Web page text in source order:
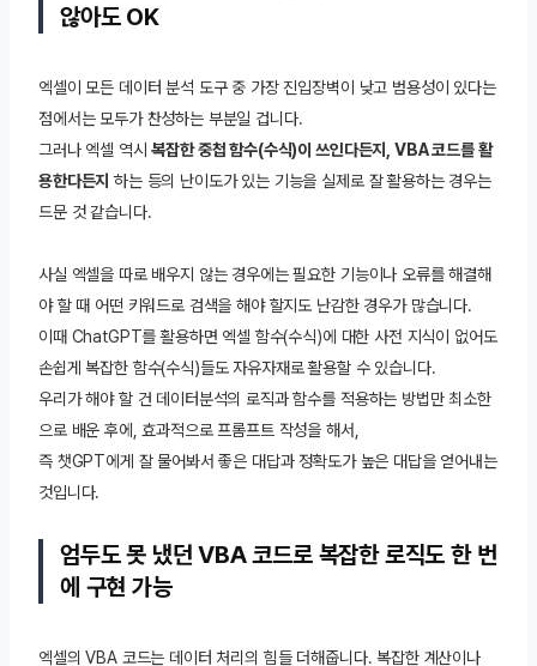
않아도 OK
엑셀이 모든 데이터 분석 도구 중 가장 진입장벽이 낮고 범용성이 있다는
점에서는 모두가 찬성하는 부분일 겁니다.
그러나 엑셀 역시복잡한 중첩 함수(수식)이 쓰인다든지, VBA 코드를 활
용한다든지 하는 등의 난이도가 있는 기능을 실제로 잘 활용하는 경우는
드문 것 같습니다.
사실 엑셀을 따로 배우지 않는 경우에는 필요한 기능이나 오류를 해결해
야 할 때 어떤 키워드로 검색을 해야 할지도 난감한 경우가 많습니다.
이때 ChatGPT를 활용하면 엑셀 함수(수식)에 대한 사전 지식이 없어도
손쉽게 복잡한 함수(수식)들도 자유자재로 활용할 수 있습니다.
우리가 해야 할 건 데이터분석의 로직과 함수를 적용하는 방법만 최소한
으로 배운 후에, 효과적으로 프롬프트 작성을 해서,
즉 챗GPT에게 잘 물어봐서 좋은 대답과 정확도가 높은 대답을 얻어내는
것입니다.
엄두도 못 냈던 VBA 코드로 복잡한 로직도 한 번
에 구현 가능
엑셀의 VBA 코드는 데이터 처리의 힘들 더해줍니다. 복잡한 계산이나